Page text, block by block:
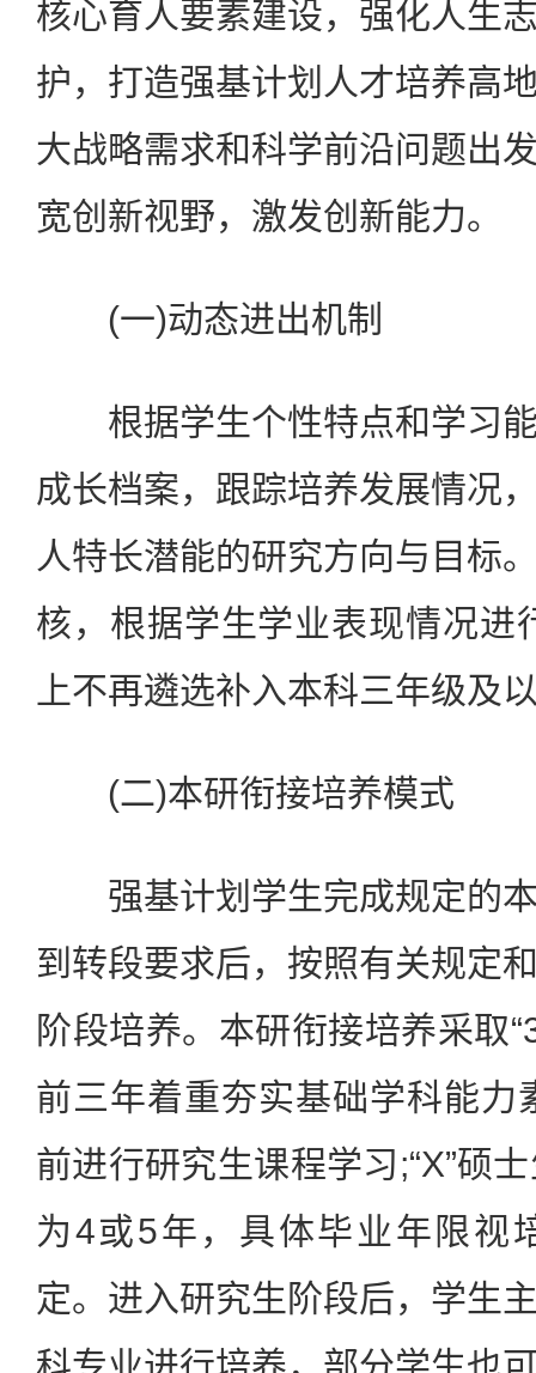
核心育人要素建设，强化人生
护，打造强基计划人才培养高
大战略需求和科学前沿问题出
宽创新视野，激发创新能力。
(一)动态进出机制
根据学生个性特点和学习能
成长档案，跟踪培养发展情况
人特长潜能的研究方向与目标
核，根据学生学业表现情况进
上不再遴选补入本科三年级及
(二)本研衔接培养模式
强基计划学生完成规定的本
到转段要求后，按照有关规定
阶段培养。本研衔接培养采取
前三年着重夯实基础学科能力
前进行研究生课程学习;“X”硕
为4或5年，具体毕业年限视
定。进入研究生阶段后，学生
科专业进行培养，部分学生也